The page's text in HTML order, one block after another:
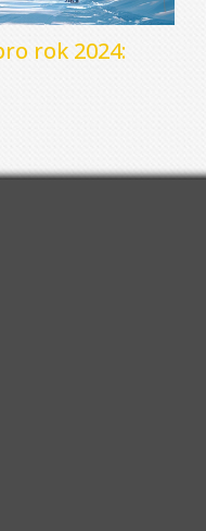
rok 2024: